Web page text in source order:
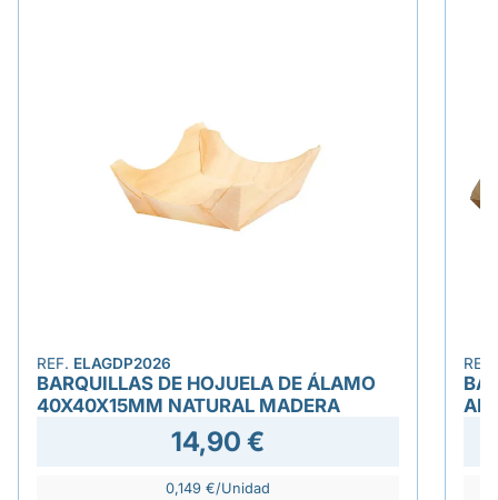
REF. ELAGDP2026
BARQUILLAS DE HOJUELA DE ÁLAMO
40X40X15MM NATURAL MADERA
14,90 €
0,149 €/Unidad